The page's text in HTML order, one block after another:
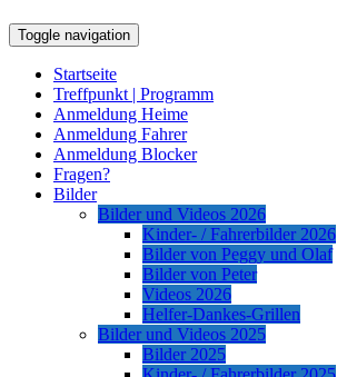
Toggle navigation
Startseite
Treffpunkt | Programm
Anmeldung Heime
Anmeldung Fahrer
Anmeldung Blocker
Fragen?
Bilder
Bilder und Videos 2026
Kinder- / Fahrerbilder 2026
Bilder von Peggy und Olaf
Bilder von Peter
Videos 2026
Helfer-Dankes-Grillen
Bilder und Videos 2025
Bilder 2025